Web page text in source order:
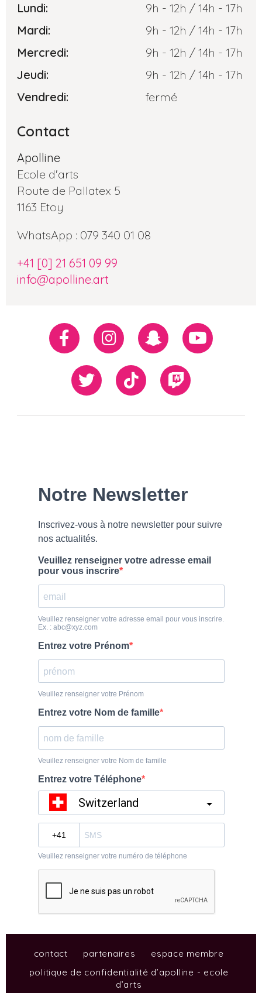
Lundi:
9h - 12h / 14h - 17h
Mardi:
9h - 12h / 14h - 17h
Mercredi:
9h - 12h / 14h - 17h
Jeudi:
9h - 12h / 14h - 17h
Vendredi:
fermé
Contact
Apolline
Ecole d'arts
Route de Pallatex 5
1163 Etoy
WhatsApp : 079 340 01 08
+41 [0] 21 651 09 99
info@apolline.art
Réseaux
sociaux
FacebookInstagramSnapchatYoutube
Twiiter TikTok Twitch
contact partenaires
espace membre
politique de confidentialité d’apolline - ecole
d’arts